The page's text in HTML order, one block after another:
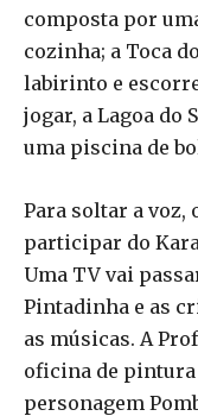
composta por
cozinha; a Toca
labirinto e
jogar, a Lagoa do
uma piscina de
Para soltar a voz,
participar do
Uma TV vai
Pintadinha e as
as músicas. A
oficina de pintura
personagem